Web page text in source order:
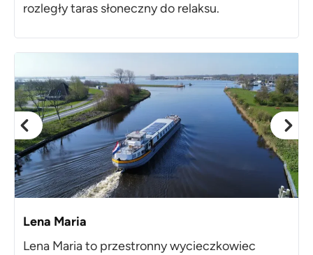
rozległy taras słoneczny do relaksu.
Lena Maria
Lena Maria to przestronny wycieczkowiec